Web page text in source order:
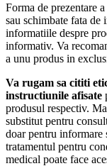
Forma de prezentare
sau schimbate fata de
informatiile despre
informativ. Va
a unu produs in
Va rugam sa cititi
instructiunile afisate
produsul respectiv.
substitut pentru
doar pentru informare
tratamentul pentru
medical poate face